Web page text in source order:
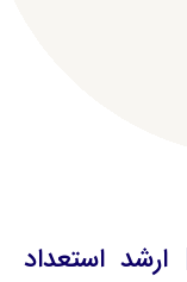
استعداد